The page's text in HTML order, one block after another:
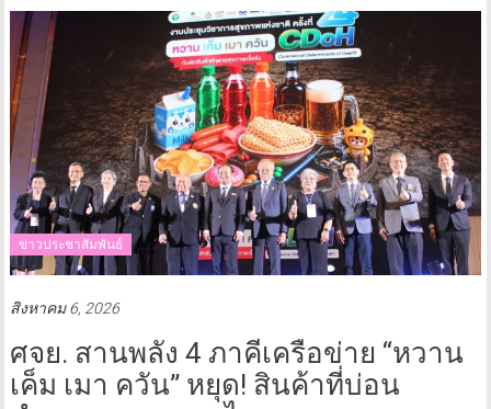
ข่าวประชาสัมพันธ์
สิงหาคม 6, 2026
ศจย. สานพลัง 4 ภาคีเครือข่าย “หวาน
เค็ม เมา ควัน” หยุด! สินค้าที่บ่อน